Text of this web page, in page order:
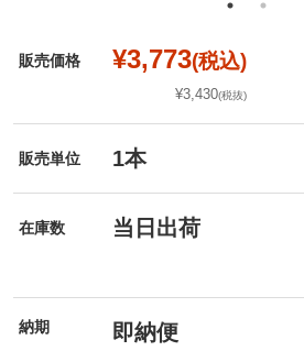
販売価格 ¥3,773(税込)
¥3,430(税抜)
販売単位 1本
在庫数 当日出荷
納期 即納便